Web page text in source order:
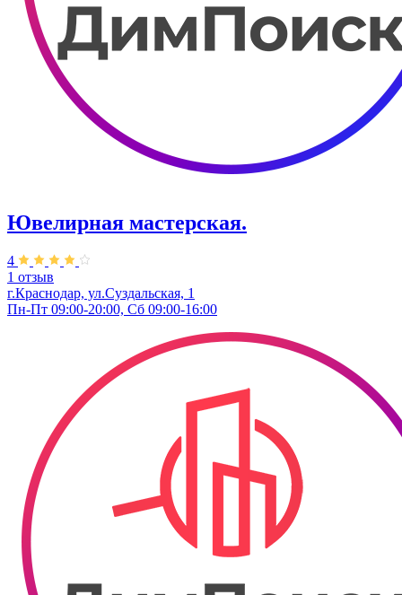
Ювелирная мастерская.
4
1 отзыв
г.Краснодар, ул.​Суздальская, 1
Пн-Пт 09:00-20:00, Сб 09:00-16:00